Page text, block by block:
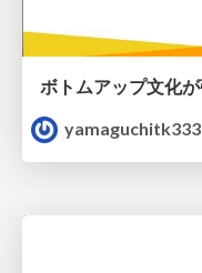
yamaguchitk333